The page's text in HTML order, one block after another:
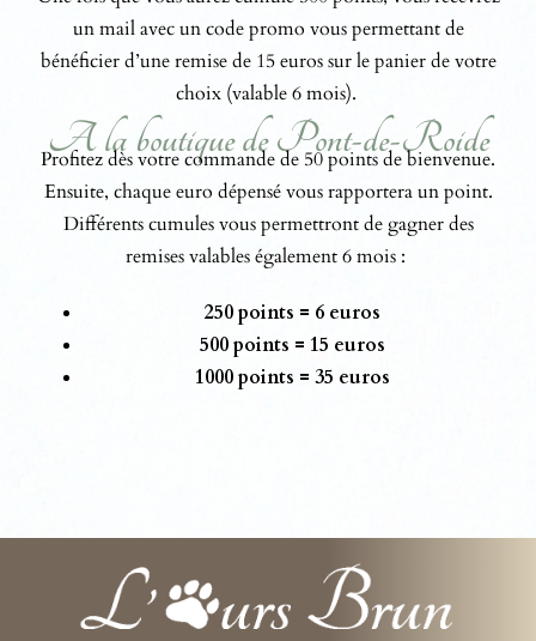
un mail avec un code promo vous permettant de
bénéficier d’une remise de 15 euros sur le panier de votre
choix (valable 6 mois).
A la boutique de Pont-de-Roide
Profitez dès votre commande de 50 points de bienvenue.
Ensuite, chaque euro dépensé vous rapportera un point.
Différents cumules vous permettront de gagner des
remises valables également 6 mois :
250 points = 6 euros
500 points = 15 euros
1000 points = 35 euros